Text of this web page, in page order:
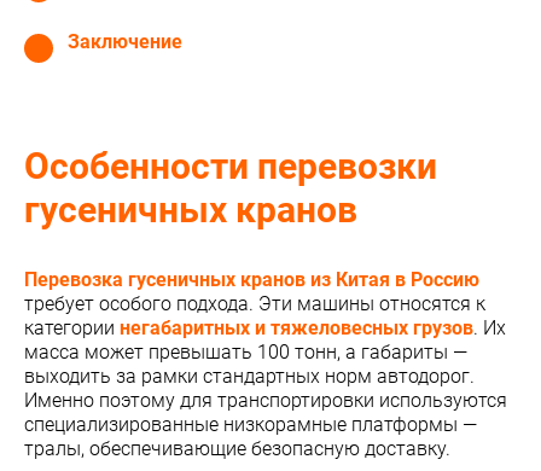
Заключение
Особенности перевозки
гусеничных кранов
Перевозка гусеничных кранов из Китая в Россию
требует особого подхода. Эти машины относятся к
категории негабаритных и тяжеловесных грузов. Их
масса может превышать 100 тонн, а габариты —
выходить за рамки стандартных норм автодорог.
Именно поэтому для транспортировки используются
специализированные низкорамные платформы —
тралы, обеспечивающие безопасную доставку.